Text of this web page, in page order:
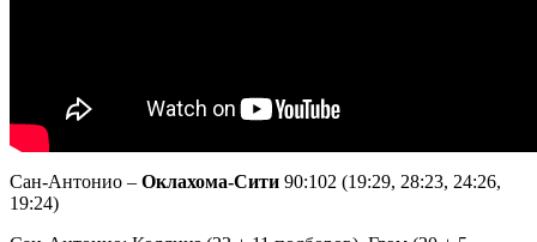
Сан-Антонио – Оклахома-Сити 90:102 (19:29, 28:23, 24:26,
19:24)